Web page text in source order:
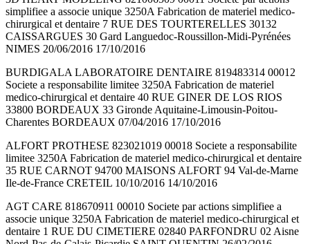
simplifiee a associe unique 3250A Fabrication de materiel medico-
chirurgical et dentaire 7 RUE DES TOURTERELLES 30132
CAISSARGUES 30 Gard Languedoc-Roussillon-Midi-Pyrénées
NIMES 20/06/2016 17/10/2016
BURDIGALA LABORATOIRE DENTAIRE 819483314 00012
Societe a responsabilite limitee 3250A Fabrication de materiel
medico-chirurgical et dentaire 40 RUE GINER DE LOS RIOS
33800 BORDEAUX 33 Gironde Aquitaine-Limousin-Poitou-
Charentes BORDEAUX 07/04/2016 17/10/2016
ALFORT PROTHESE 823021019 00018 Societe a responsabilite
limitee 3250A Fabrication de materiel medico-chirurgical et dentaire
35 RUE CARNOT 94700 MAISONS ALFORT 94 Val-de-Marne
Ile-de-France CRETEIL 10/10/2016 14/10/2016
AGT CARE 818670911 00010 Societe par actions simplifiee a
associe unique 3250A Fabrication de materiel medico-chirurgical et
dentaire 1 RUE DU CIMETIERE 02840 PARFONDRU 02 Aisne